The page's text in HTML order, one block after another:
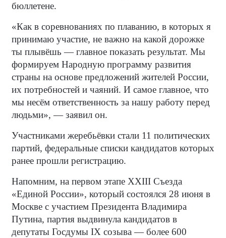
бюллетене.
«Как в соревнованиях по плаванию, в которых я
принимаю участие, не важно на какой дорожке
ты плывёшь — главное показать результат. Мы
формируем Народную программу развития
страны на основе предложений жителей России,
их потребностей и чаяний. И самое главное, что
мы несём ответственность за нашу работу перед
людьми», — заявил он.
Участниками жеребьёвки стали 11 политических
партий, федеральные списки кандидатов которых
ранее прошли регистрацию.
Напомним, на первом этапе XXIII Съезда
«Единой России», который состоялся 28 июня в
Москве с участием Президента Владимира
Путина, партия выдвинула кандидатов в
депутаты Госдумы IX созыва — более 600